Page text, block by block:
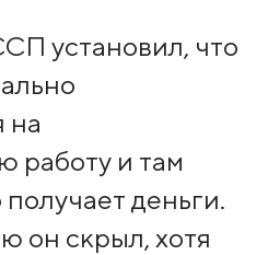
установил, что
на
работу и там
деньги.
он скрыл, хотя